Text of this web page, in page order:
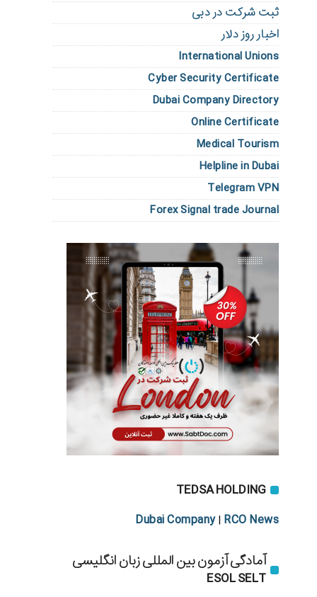
ثبت شرکت در دبی
اخبار روز دلار
International Unions
Cyber Security Certificate
Dubai Company Directory
Online Certificate
Medical Tourism
Helpline in Dubai
Telegram VPN
Forex Signal trade Journal
TEDSA HOLDING
Dubai Company| RCO News
آمادگی آزمون بین المللی زبان انگلیسی
ESOL SELT